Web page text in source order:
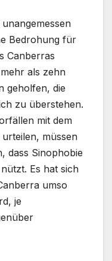
Bedrohung für
Canberras
als zehn
geholfen, die
zu überstehen.
mit dem
müssen
dass Sinophobie
Es hat sich
umso
je